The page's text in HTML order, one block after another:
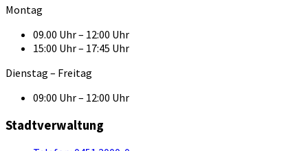
Montag
09.00 Uhr – 12:00 Uhr
15:00 Uhr – 17:45 Uhr
Dienstag – Freitag
09:00 Uhr – 12:00 Uhr
Stadtverwaltung